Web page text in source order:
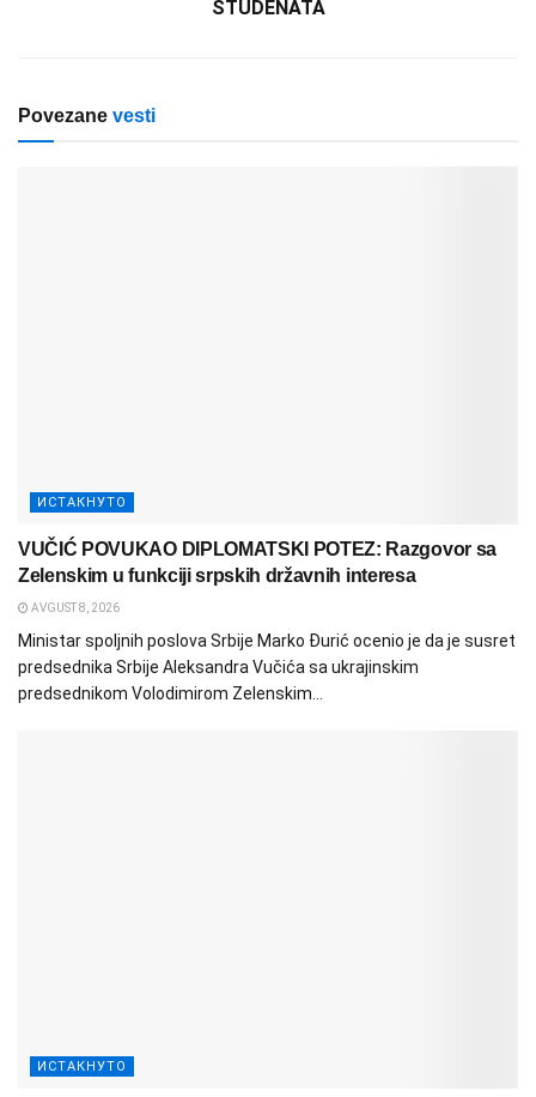
STUDENATA
Povezane vesti
ИСТАКНУТО
VUČIĆ POVUKAO DIPLOMATSKI POTEZ: Razgovor sa
Zelenskim u funkciji srpskih državnih interesa
AVGUST 8, 2026
Ministar spoljnih poslova Srbije Marko Đurić ocenio je da je susret
predsednika Srbije Aleksandra Vučića sa ukrajinskim
predsednikom Volodimirom Zelenskim...
ИСТАКНУТО